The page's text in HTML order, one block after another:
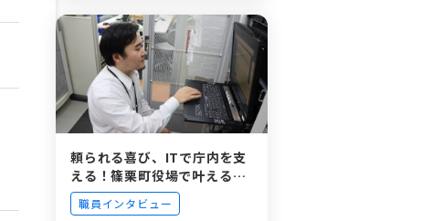
「お互い様」で支え合う、抜群
のチームワーク
公私ともに充実できる、篠栗町
ならではの絆
頼られる喜び、ITで庁内を支
える！篠栗町役場で叶える理
想の働き方と暮らし
職員インタビュー